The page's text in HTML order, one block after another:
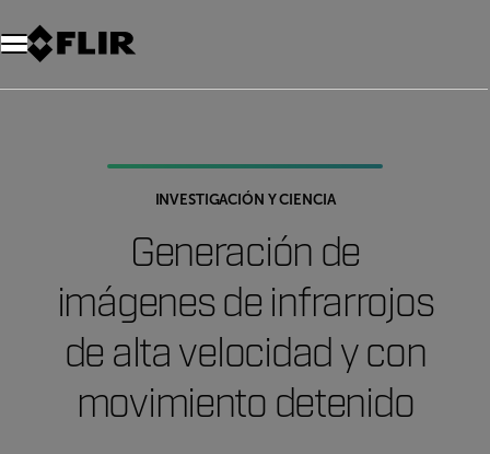
Unread messages
Modelo
Eliminar
artículos
artículo
Añadir al carro
Añadido al carro
INVESTIGACIÓN Y CIENCIA
Generación de
imágenes de infrarrojos
de alta velocidad y con
movimiento detenido